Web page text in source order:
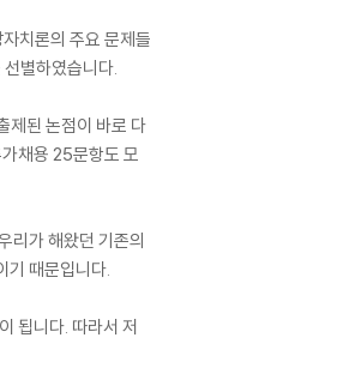
치론의 주요 문제들
별하였습니다.
제된 논점이 바로 다
채용 25문항도 모
리가 해왔던 기존의
기 때문입니다.
됩니다. 따라서 저